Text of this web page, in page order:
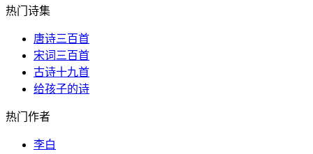
热门诗集
唐诗三百首
宋词三百首
古诗十九首
给孩子的诗
热门作者
李白